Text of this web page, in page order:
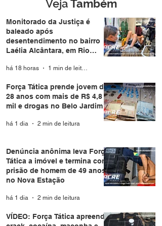
coletivo da Expoacre
VejaTambém
Monitorado da Justiça é
baleado após
desentendimento no bairro
Laélia Alcântara, em Rio
há 18 horas 1 min de leitura
Força Tática prende jovem de
28 anos com mais de R$ 4,8
mil e drogas no Belo Jardim I
há 1 dia 2 min de leitura
Denúncia anônima leva Força
Tática a imóvel e termina com
prisão de homem de 49 anos
no Nova Estação
há 1 dia 2 min de leitura
VÍDEO: Força Tática apreende